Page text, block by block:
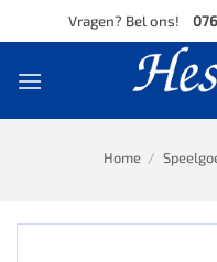
to
Vragen? Bel ons!
Home /